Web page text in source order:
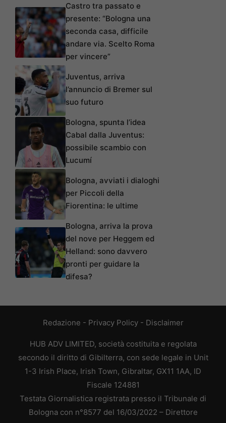
Castro tra passato e
presente: “Bologna una
seconda casa, difficile
andare via. Scelto Roma
per vincere”
Juventus, arriva
l’annuncio di Bremer sul
suo futuro
Bologna, spunta l’idea
Cabal dalla Juventus:
possibile scambio con
Lucumí
Bologna, avviati i dialoghi
per Piccoli della
Fiorentina: le ultime
Bologna, arriva la prova
del nove per Heggem ed
Helland: sono davvero
pronti per guidare la
difesa?
Redazione - Privacy Policy- Disclaimer
HUB ADV LIMITED, società costituita e regolata
secondo il diritto di Gibilterra, con sede legale in Unit
1-3 Irish Place, Irish Town, Gibraltar, GX11 1AA, ID
Fiscale 124881
Testata Giornalistica registrata presso il Tribunale di
Bologna con n°8577 del 16/03/2022 – Direttore